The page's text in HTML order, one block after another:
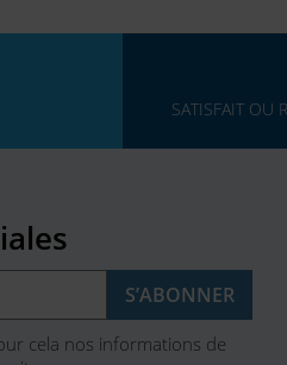
SATISFAIT OU
cela nos informations de